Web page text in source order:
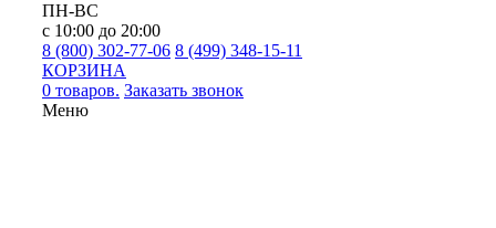
ПН-ВС
с 10:00 до 20:00
8 (800) 302-77-06 8 (499) 348-15-11
КОРЗИНА
0 товаров. Заказать звонок
Меню